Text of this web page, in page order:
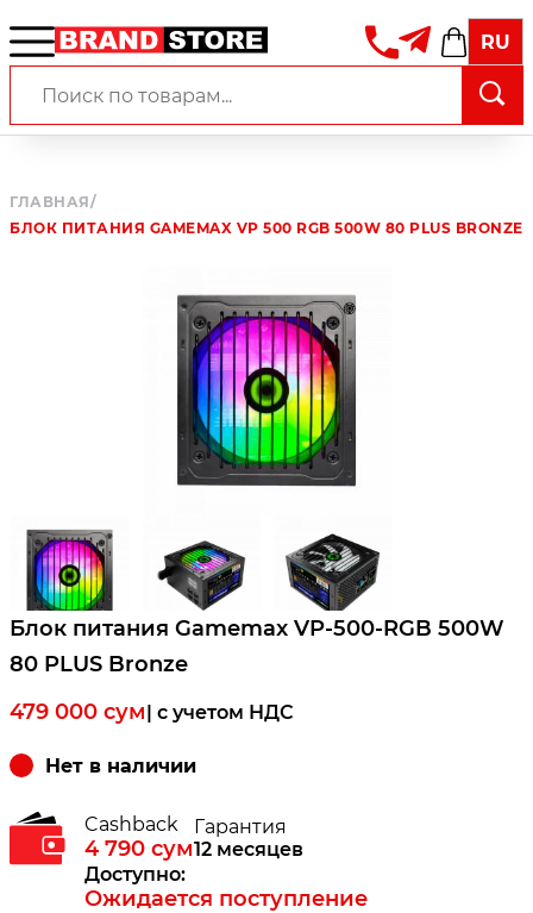
RU
ГЛАВНАЯ/
БЛОК ПИТАНИЯ GAMEMAX VP 500 RGB 500W 80 PLUS BRONZE
Блок питания Gamemax VP-500-RGB 500W
80 PLUS Bronze
479 000 сум| c учетом НДС
Нет в наличии
Cashback
4 790 сум
Гарантия
12 месяцев
Доступно:
Ожидается поступление